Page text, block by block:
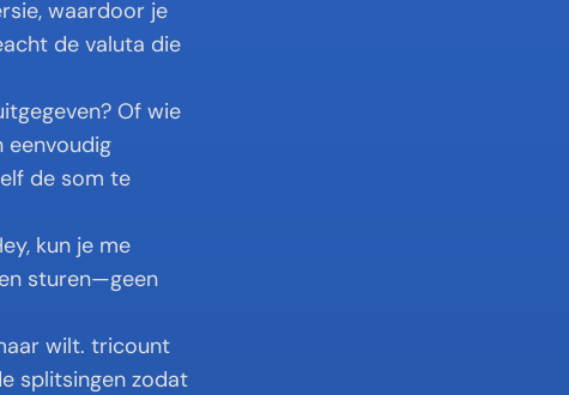
waardoor je
de valuta die
Of wie
eenvoudig
de som te
kun je me
sturen—geen
wilt. tricount
splitsingen zodat